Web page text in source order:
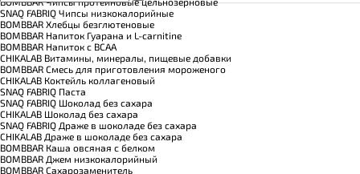
SNAQ FABRIQ Чипсы низкокалорийные
BOMBBAR Хлебцы безглютеновые
BOMBBAR Напиток Гуарана и L-carnitine
BOMBBAR Напиток с BCAA
CHIKALAB Витамины, минералы, пищевые добавки
BOMBBAR Смесь для приготовления мороженого
CHIKALAB Коктейль коллагеновый
SNAQ FABRIQ Паста
SNAQ FABRIQ Шоколад без сахара
CHIKALAB Шоколад без сахара
SNAQ FABRIQ Драже в шоколаде без сахара
CHIKALAB Драже в шоколаде без сахара
BOMBBAR Каша овсяная с белком
BOMBBAR Джем низкокалорийный
BOMBBAR Сахарозаменитель